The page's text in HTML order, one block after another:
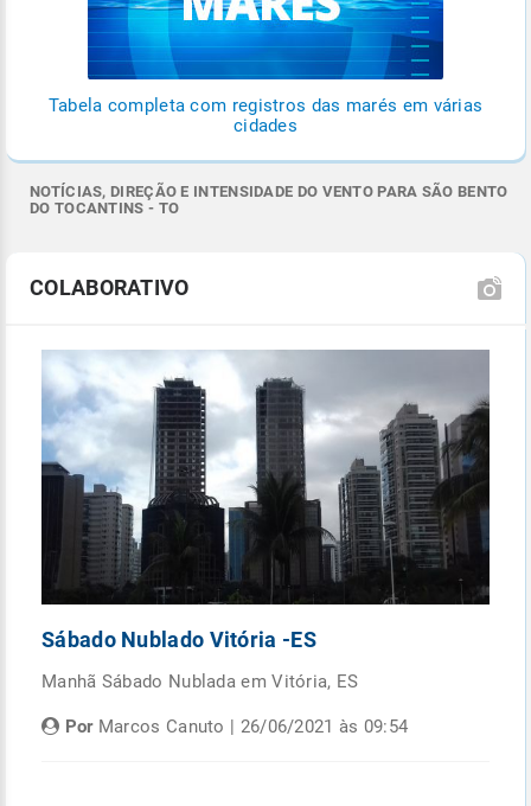
Tabela completa com registros das marés em várias
cidades
NOTÍCIAS, DIREÇÃO E INTENSIDADE DO VENTO PARA SÃO BENTO
DO TOCANTINS - TO
COLABORATIVO
Sábado Nublado Vitória -ES
Manhã Sábado Nublada em Vitória, ES
PorMarcos Canuto | 26/06/2021 às 09:54